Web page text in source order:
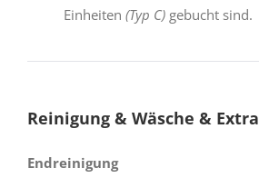
Einheiten (Typ C) gebucht sind.
Reinigung & Wäsche &
Endreinigung